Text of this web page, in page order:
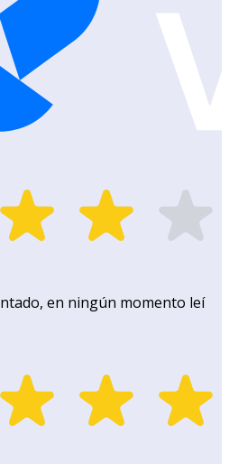
en ningún momento leí